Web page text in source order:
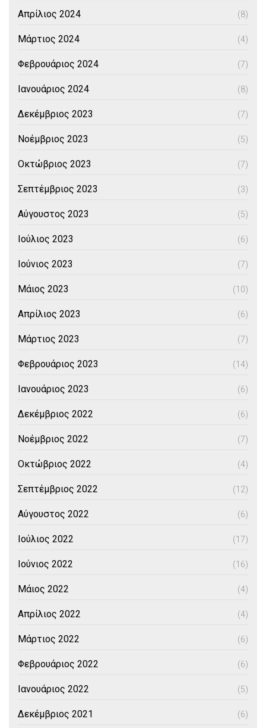
Απρίλιος 2024 (8)
Μάρτιος 2024 (4)
Φεβρουάριος 2024 (7)
Ιανουάριος 2024 (8)
Δεκέμβριος 2023 (7)
Νοέμβριος 2023 (5)
Οκτώβριος 2023 (7)
Σεπτέμβριος 2023 (3)
Αύγουστος 2023 (5)
Ιούλιος 2023 (6)
Ιούνιος 2023 (7)
Μάιος 2023 (10)
Απρίλιος 2023 (6)
Μάρτιος 2023 (7)
Φεβρουάριος 2023 (14)
Ιανουάριος 2023 (6)
Δεκέμβριος 2022 (6)
Νοέμβριος 2022 (7)
Οκτώβριος 2022 (4)
Σεπτέμβριος 2022 (12)
Αύγουστος 2022 (6)
Ιούλιος 2022 (17)
Ιούνιος 2022 (16)
Μάιος 2022 (4)
Απρίλιος 2022 (4)
Μάρτιος 2022 (6)
Φεβρουάριος 2022 (6)
Ιανουάριος 2022 (5)
Δεκέμβριος 2021 (6)